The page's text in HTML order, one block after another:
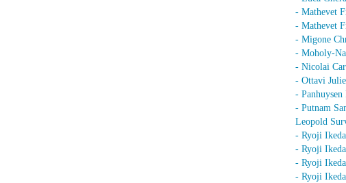
- Mathevet
- Mathevet
- Migone
- Moholy-
- Nicolai
- Ottavi
-
- Putnam
Leopold
- Ryoji
- Ryoji
- Ryoji
- Ryoji